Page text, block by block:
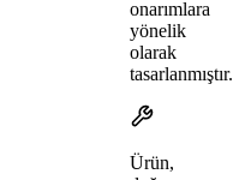
onarımlara
yönelik
olarak
tasarlanmıştır.
Ürün,